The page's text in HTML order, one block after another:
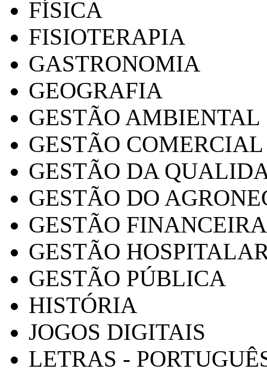
FÍSICA
FISIOTERAPIA
GASTRONOMIA
GEOGRAFIA
GESTÃO AMBIENTAL
GESTÃO COMERCIAL
GESTÃO DA
GESTÃO DO
GESTÃO FINANCEIRA
GESTÃO
GESTÃO PÚBLICA
HISTÓRIA
JOGOS DIGITAIS
LETRAS -